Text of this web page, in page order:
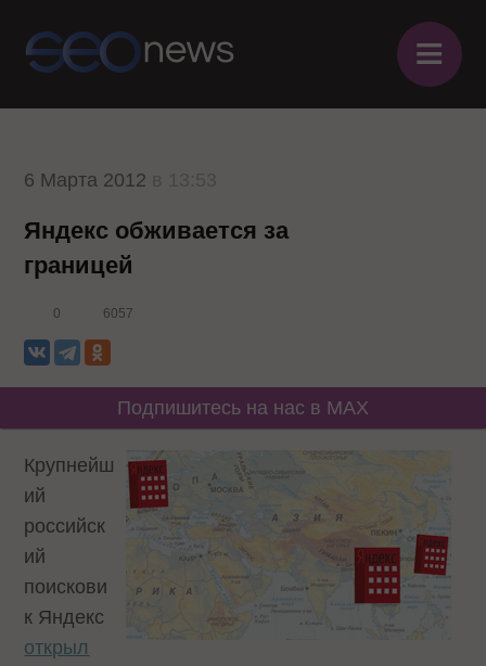
≡
6 Марта 2012
Яндекс обживается за
границей
0 6057
Подпишитесь на нас в MAX
Крупнейш
ий
российск
ий
поискови
к Яндекс
открыл